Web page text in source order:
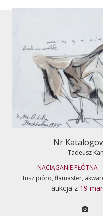
Nr
Tadeusz
NACIĄGANIE PŁÓTNA
tusz pióro, flamaster,
aukcja z 19